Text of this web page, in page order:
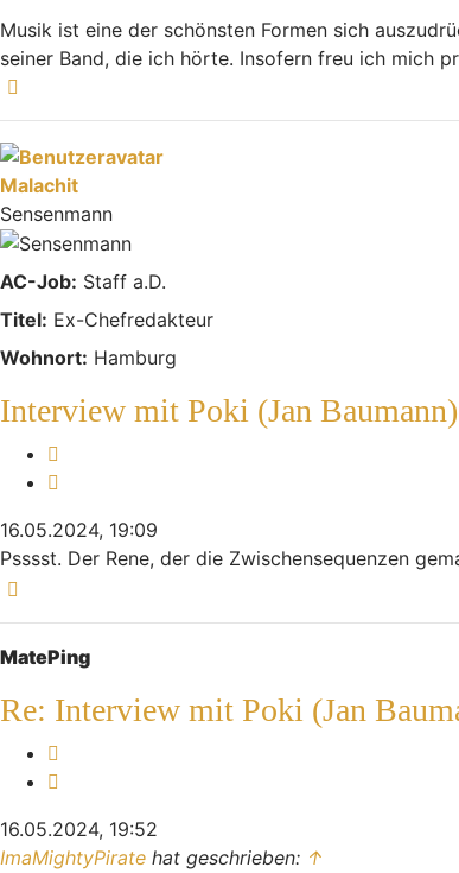
Musik ist eine der schönsten Formen sich
seiner Band, die ich hörte. Insofern freu ich mich
Malachit
Sensenmann
AC-Job: Staff a.D.
Titel: Ex-Chefredakteur
Wohnort: Hamburg
Interview mit Poki (Jan
16.05.2024, 19:09
Psssst. Der Rene, der die Zwischensequenzen
MatePing
Re: Interview mit Poki (Jan
16.05.2024, 19:52
ImaMightyPirate hat geschrieben: ↑